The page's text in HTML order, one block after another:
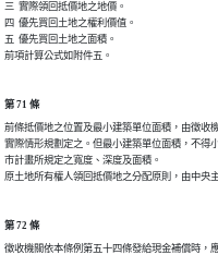
三  實際領回抵價地之地價。
四  優先買回土地之權利價值。
五  優先買回土地之面積。
前項計算公式如附件五。
第 71 條
前條抵價地之位置及最小建築單位面積，由徵收
實際情形規劃定之。但最小建築單位面積，不得
市計畫所規定之寬度、深度及面積。
第 72 條
徵收機關依本條例第五十四條發給現金補償時，